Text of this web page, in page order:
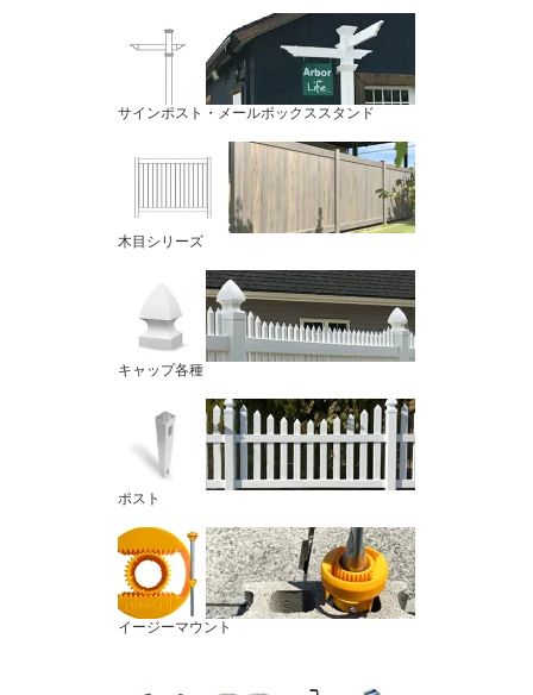
サインポスト・メールボックススタンド
木目シリーズ
キャップ各種
ポスト
イージーマウント